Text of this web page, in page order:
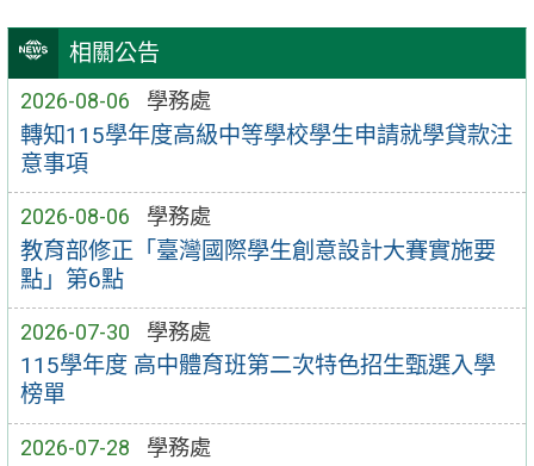
相關公告
2026-08-06 學務處
轉知115學年度高級中等學校學生申請就學貸款注
意事項
2026-08-06 學務處
教育部修正「臺灣國際學生創意設計大賽實施要
點」第6點
2026-07-30 學務處
115學年度 高中體育班第二次特色招生甄選入學
榜單
2026-07-28 學務處